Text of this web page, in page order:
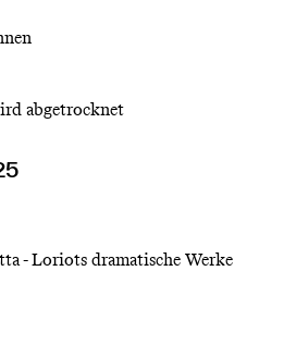
abgetrocknet
- Loriots dramatische Werke